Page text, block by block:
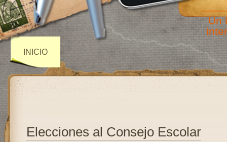
Un
INICIO
Elecciones al Consejo Escolar